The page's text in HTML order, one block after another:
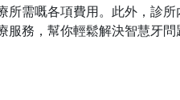
需嘅各項費用。此外，診
務，幫你輕鬆解決智慧牙問